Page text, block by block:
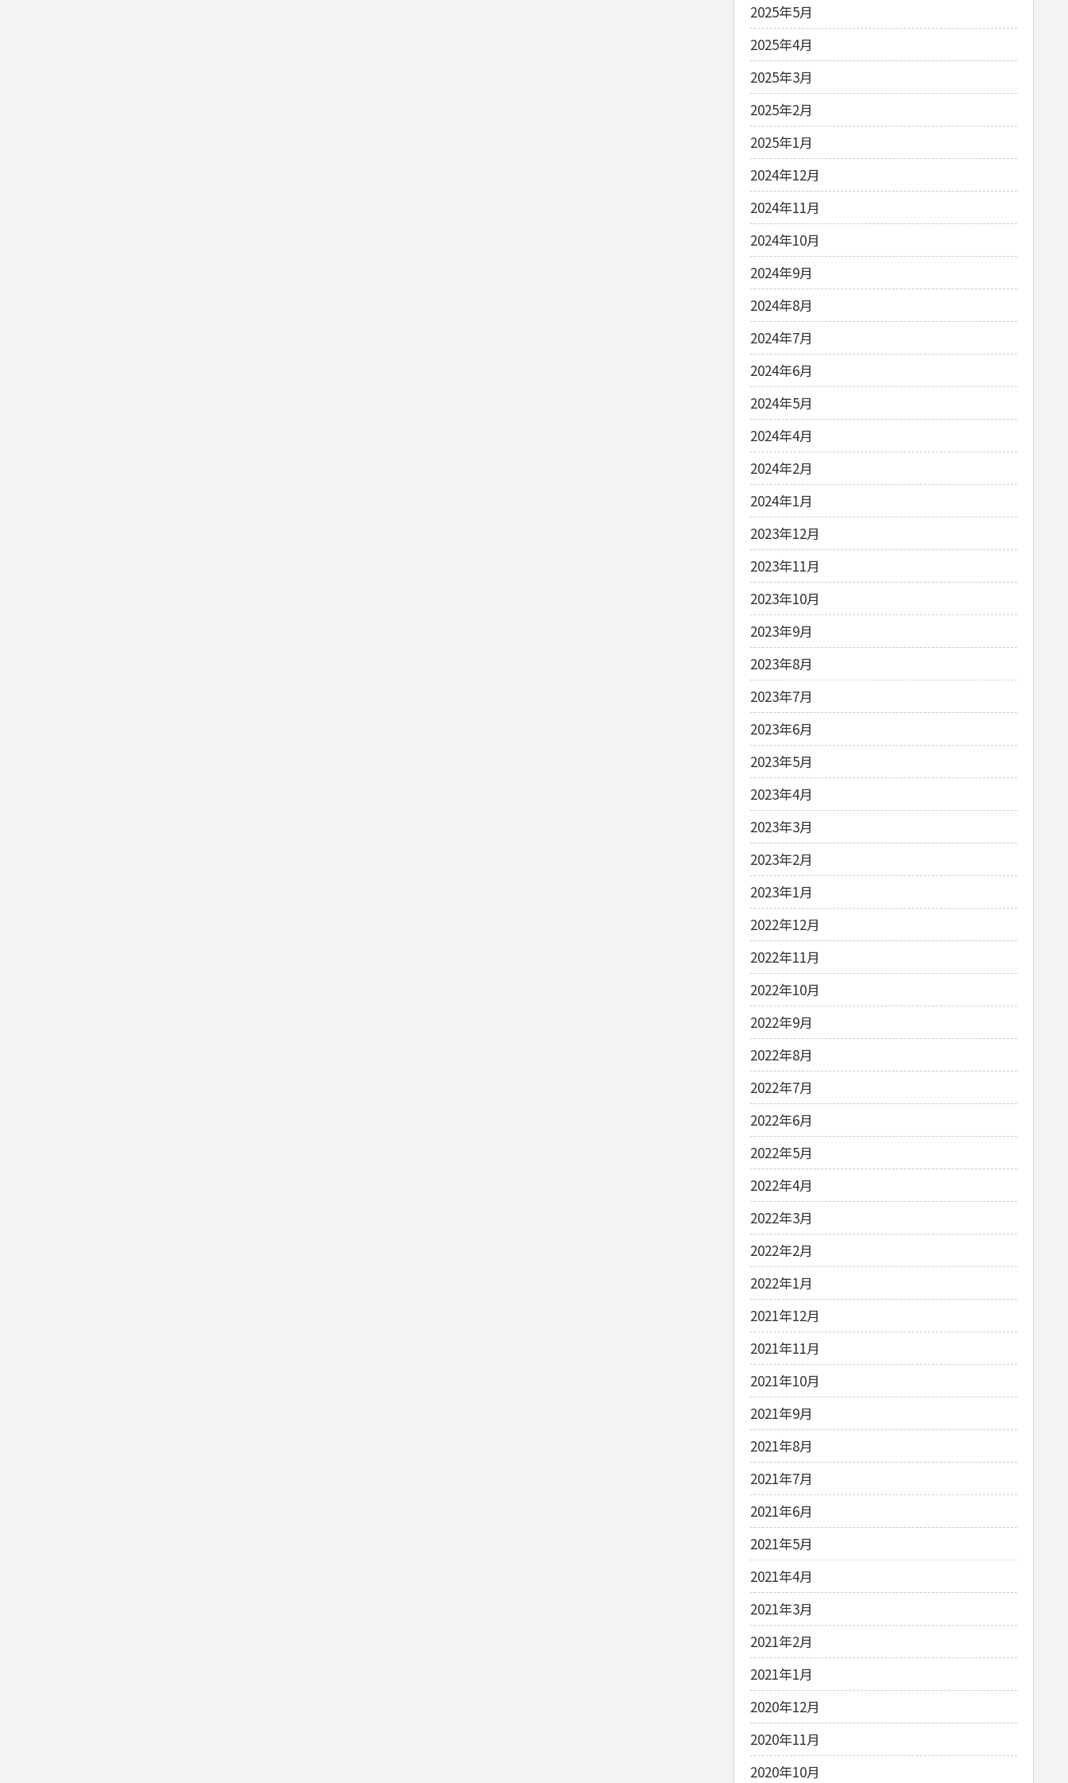
2025年5月
2025年4月
2025年3月
2025年2月
2025年1月
2024年12月
2024年11月
2024年10月
2024年9月
2024年8月
2024年7月
2024年6月
2024年5月
2024年4月
2024年2月
2024年1月
2023年12月
2023年11月
2023年10月
2023年9月
2023年8月
2023年7月
2023年6月
2023年5月
2023年4月
2023年3月
2023年2月
2023年1月
2022年12月
2022年11月
2022年10月
2022年9月
2022年8月
2022年7月
2022年6月
2022年5月
2022年4月
2022年3月
2022年2月
2022年1月
2021年12月
2021年11月
2021年10月
2021年9月
2021年8月
2021年7月
2021年6月
2021年5月
2021年4月
2021年3月
2021年2月
2021年1月
2020年12月
2020年11月
2020年10月